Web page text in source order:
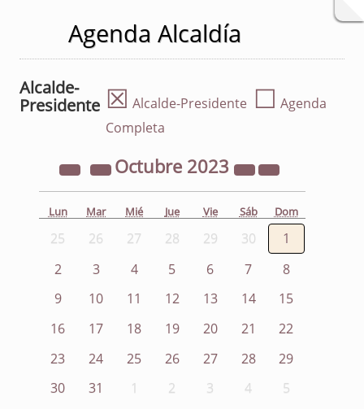
Agenda Alcaldía
Alcalde-
Presidente ☒ Alcalde-Presidente ☐ Agenda
Completa
Octubre 2023
Lun Mar Mié Jue Vie Sáb Dom
25 26 27 28 29 30
1
2
3 4 5 6 7
8
9
10 11 12 13 14
15
16
17 18 19 20 21
22
23
24 25 26 27 28
29
30
31 1 2 3 4 5